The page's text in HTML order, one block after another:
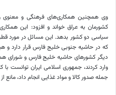
وی همچنین همکاری‌های فرهنگی و معنوی
کشورمان به عراق خواند و افزود: این
سیاسی دو کشور بدهد. این مسائل در مورد
که در حاشیه جنوبی خلیج فارس قرار دارد و
دیگر کشورهای حاشیه خلیج فارس و شورای
وارد کردند، جمهوری اسلامی ایران توانست
جمله صدور کالا و مواد غذایی انجام داد،